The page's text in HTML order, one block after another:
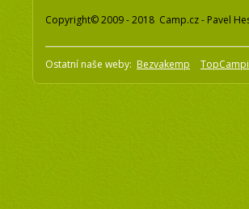
Copyright© 2009 - 2018 Camp.cz - Pavel
Ostatní naše weby: Bezvakemp